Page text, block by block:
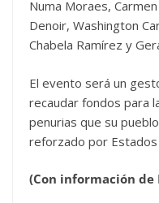
Numa Moraes,
Denoir, Washington
Chabela Ramírez y
El evento será un
recaudar fondos para
penurias que su
reforzado por Estados
(Con información de